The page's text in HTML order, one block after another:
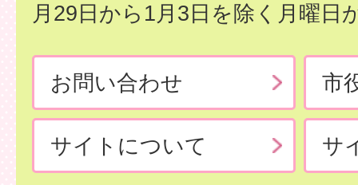
月29日から1月3日を除く月曜日
お問い合わせ 市
サイトについて サ